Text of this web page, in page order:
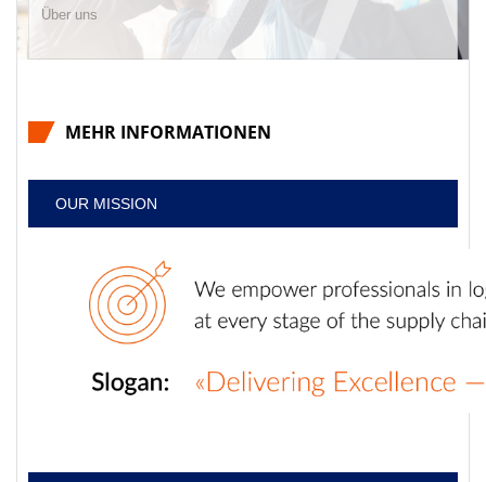
Über uns
MEHR INFORMATIONEN
OUR MISSION